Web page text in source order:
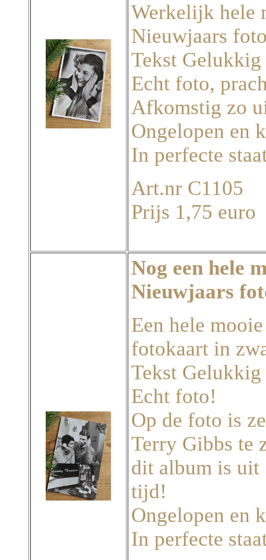
Werkelijk hele
Nieuwjaars
Tekst
Echt foto,
Afkomstig zo
Ongelopen en
In perfecte
Art.nr C1105
Prijs 1,75 euro
Nog een hele
Nieuwjaars
Een hele
fotokaart in
Tekst
Echt foto!
Op de foto is
Terry Gibbs te
dit album is uit
tijd!
Ongelopen en
In perfecte